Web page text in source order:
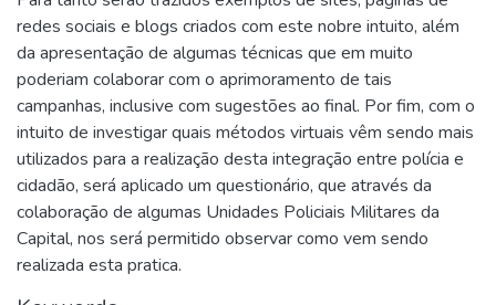
redes sociais e blogs criados com este nobre intuito, além
da apresentação de algumas técnicas que em muito
poderiam colaborar com o aprimoramento de tais
campanhas, inclusive com sugestões ao final. Por fim, com o
intuito de investigar quais métodos virtuais vêm sendo mais
utilizados para a realização desta integração entre polícia e
cidadão, será aplicado um questionário, que através da
colaboração de algumas Unidades Policiais Militares da
Capital, nos será permitido observar como vem sendo
realizada esta pratica.